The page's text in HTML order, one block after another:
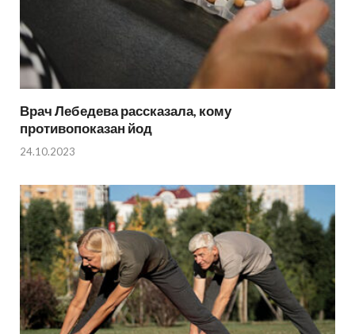
Врач Лебедева рассказала, кому
противопоказан йод
24.10.2023